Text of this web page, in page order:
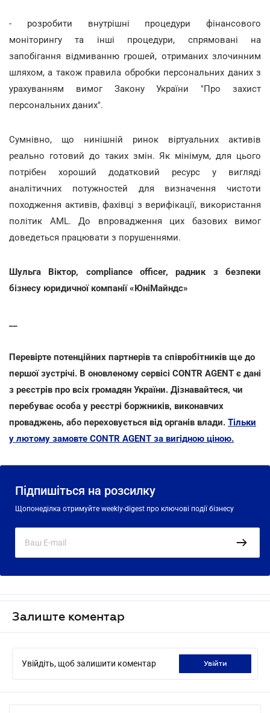
- розробити внутрішні процедури фінансового
моніторингу та інші процедури, спрямовані на
запобігання відмиванню грошей, отриманих злочинним
шляхом, а також правила обробки персональних даних з
урахуванням вимог Закону України "Про захист
персональних даних".
Сумнівно, що нинішній ринок віртуальних активів
реально готовий до таких змін. Як мінімум, для цього
потрібен хороший додатковий ресурс у вигляді
аналітичних потужностей для визначення чистоти
походження активів, фахівці з верифікації, використання
політик AML. До впровадження цих базових вимог
доведеться працювати з порушеннями.
Шульга Віктор, compliance officer, радник з безпеки
бізнесу юридичної компанії «ЮніМайндс»
Перевірте потенційних партнерів та співробітників ще до
першої зустрічі. В оновленому сервісі CONTR AGENT є дані
з реєстрів про всіх громадян України. Дізнавайтеся, чи
перебуває особа у реєстрі боржників, виконавчих
проваджень, або переховується від органів влади. Тільки
у лютому замовте CONTR AGENT за вигідною ціною.
Підпишіться на розсилку
Щопонеділка отримуйте weekly-digest про ключові події бізнесу
Залиште коментар
Увійдіть, щоб залишити коментар увійти